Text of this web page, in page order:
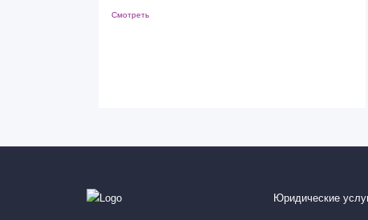
Смотреть
Юридические